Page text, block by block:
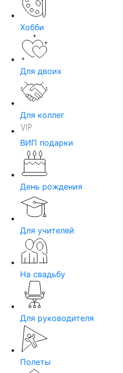
Хобби
Для двоих
Для коллег
ВИП подарки
День рождения
Для учителей
На свадьбу
Для руководителя
Полеты